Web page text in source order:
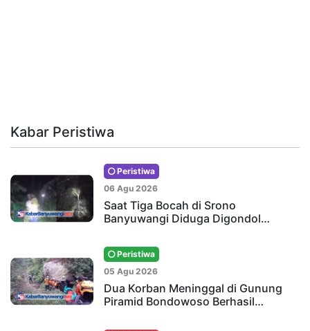
Kabar Peristiwa
Peristiwa
06 Agu 2026
Saat Tiga Bocah di Srono
Banyuwangi Diduga Digondol…
Peristiwa
05 Agu 2026
Dua Korban Meninggal di Gunung
Piramid Bondowoso Berhasil…